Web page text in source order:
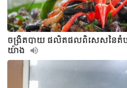
ចង្រិតបាយ ផលិតផលពិសេសនៃតំប
យ៉ាង